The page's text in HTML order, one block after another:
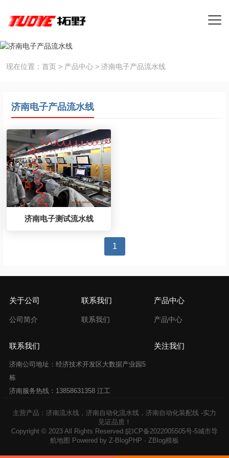
现在位置： 首页 > 产品中心 > 济南电子产品流水线
济南电子产品流水线
济南电子测试流水线
1
关于公司
公司简介
联系我们
联系我们
产品中心
产品中心
联系我们
济南公司地址：经济技术开发区大数据产业园5
栋
济南服务热线：13858631358 江工
关注我们
主营产品：济南流水线，济南自动化流水线，济南自动化装配线 -实力
见证品质！
Copyright © 2023 All Rights Reserved 皖ICP备2022005505号-5城市导
航地图 Powered by Z-BlogPHP · ZBlog模板